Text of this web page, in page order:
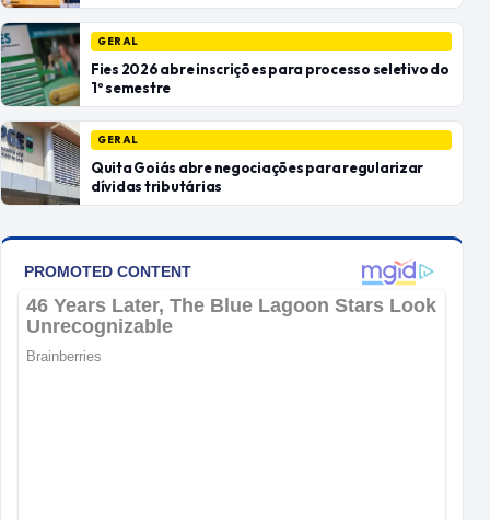
GERAL
Fies 2026 abre inscrições para processo seletivo do
1º semestre
GERAL
Quita Goiás abre negociações para regularizar
dívidas tributárias